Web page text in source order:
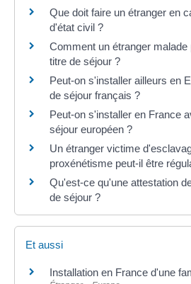
Que doit faire un étranger en
d'état civil ?
Comment un étranger malade
titre de séjour ?
Peut-on s'installer ailleurs en
de séjour français ?
Peut-on s'installer en France
séjour européen ?
Un étranger victime
proxénétisme peut-il être
Qu'est-ce qu'une attestation
de séjour ?
Et aussi
Installation en France d'une